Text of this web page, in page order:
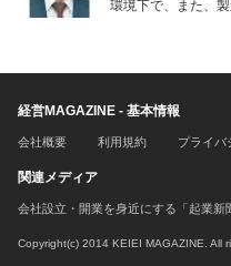
環境下で、また、
経営MAGAZINE - 基本情報
会社概要 利用規約 プライバ
関連メディア
会社設立・開業を身近にする「起業新
Copyright(c) 2014 KEIEI MAGAZINE. All